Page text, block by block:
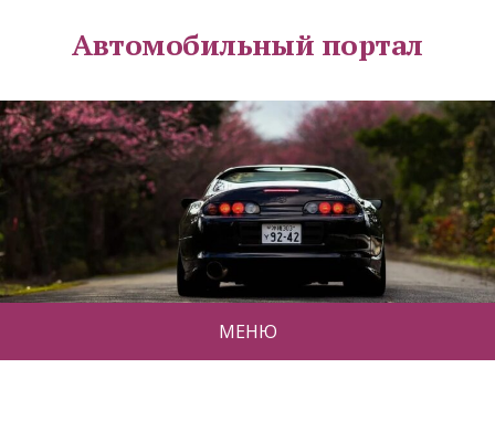
Автомобильный портал
МЕНЮ